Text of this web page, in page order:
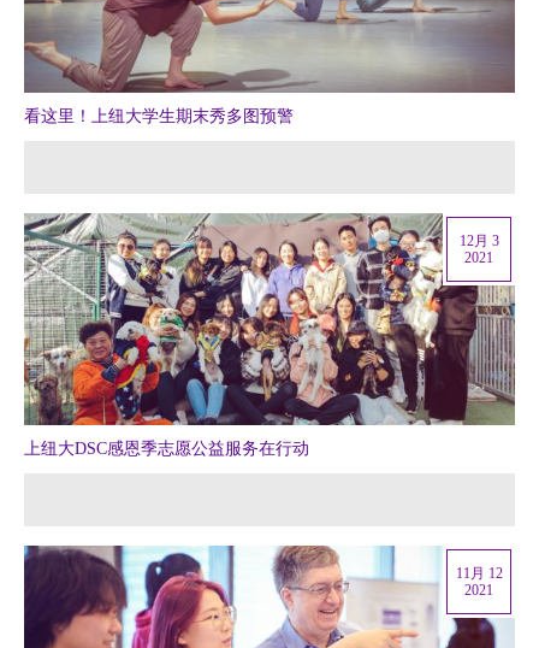
看这里！上纽大学生期末秀多图预警
上纽大DSC感恩季志愿公益服务在行动
12月 3
2021
11月 12
2021